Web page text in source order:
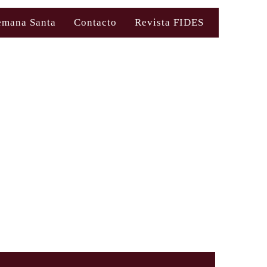
Santa Contacto Revista FIDES